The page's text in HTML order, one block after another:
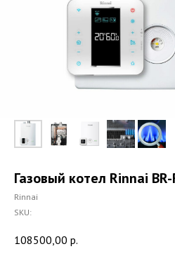
Газовый котел Rinnai
Rinnai
SKU:
108500,00 р.